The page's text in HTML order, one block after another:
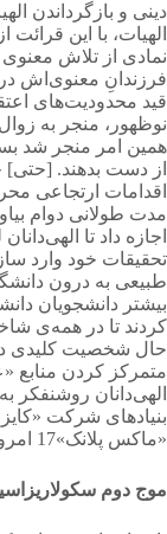
دینی و بازگرداندن
الهیات، با این
نمادی از تلاش
فرزندانِ معنوی‌اش در
قید محدودیت‌های
نوظهور، منجر به
همین امر منجر شد
از دست بدهند.
اقدامات ارتجاعی
مدت طولانی دوام
اجازه داد تا
تحقیقات خود وارد
بیشتر دانشجویان
كردند تا در همه‌ی
حال شخصیت كلیدی
متمركز كردن منابع
«ماكس پلانک»17 امروزی را بنا نهاد.
موج دوم